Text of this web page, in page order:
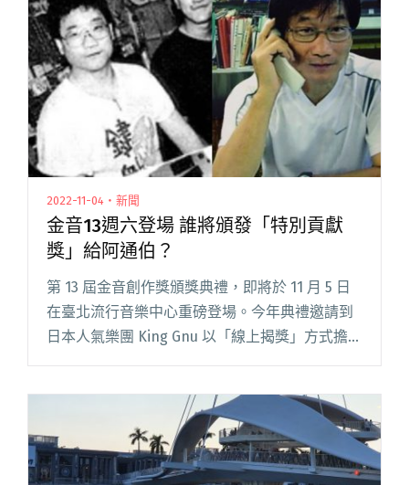
"【金曲34】日本天團King Gnu、泰國小王子
Phum Viphurit 將參演金曲34頒獎典禮！"
2022-11-04・新聞
金音13週六登場 誰將頒發「特別貢獻
獎」給阿通伯？
第 13 屆金音創作獎頒獎典禮，即將於 11 月 5 日
在臺北流行音樂中心重磅登場。今年典禮邀請到
日本人氣樂團 King Gnu 以「線上揭獎」方式擔任
頒獎人，隔空跨海與 Leo王、大象體操貝斯手凱
閱讀全文 "金音13週六登場 誰將頒發「特別貢獻
獎」給阿通伯？"